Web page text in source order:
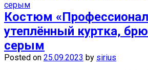
серым
Костюм
утеплённый куртка,
серым
Posted on 25.09.2023 by sirius